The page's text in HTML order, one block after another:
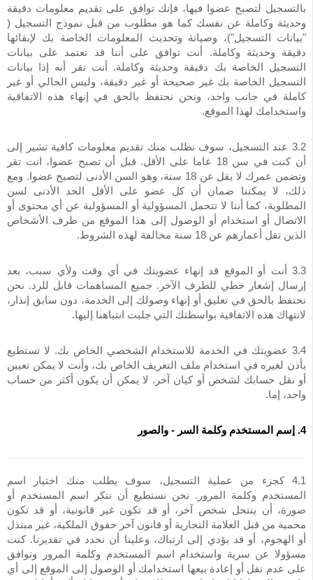
بالتسجيل لتصبح عضوا فيها، فإنك توافق على تقديم معلومات دقيقة
وحديثة وكاملة عن نفسك كما هو مطلوب من قبل نموذج التسجيل (
"بيانات التسجيل")، وصيانة وتحديث المعلومات الخاصة بك لإبقائها
دقيقة وحديثة وكاملة. أنت توافق على أننا قد تعتمد على بيانات
التسجيل الخاصة بك دقيقة وحديثة وكاملة. أنت تقر أنه إذا بيانات
التسجيل الخاصة بك غير صحيحة أو غير دقيقة، وليس الحالي أو غير
كاملة في جانب واحد، ونحن نحتفظ بالحق في إنهاء هذه الاتفاقية
واستخدامك لهذا الموقع.
3.2 عند التسجيل، سوف نطلب منك تقديم معلومات كافية تشير إلى
أن كنت في سن 18 عاما على الأقل. قبل أن تصبح عضوا، انت تقر
وتضمن عمرك لا يقل عن 18 سنة، وهو السن الأدنى لتصبح عضوا. ومع
ذلك، لا يمكننا ضمان أن كل عضو على الأقل الحد الأدنى لسن
المطلوبة، كما أننا لا تتحمل المسؤولية أو المسؤولية عن أي محتوى أو
الاتصال أو استخدام أو الوصول إلى هذا الموقع من طرف الأشخاص
الذين تقل أعمارهم عن 18 سنة مخالفة لهذه الشروط.
3.3 أنت أو الموقع قد إنهاء عضويتك في أي وقت ولأي سبب، بعد
إرسال إشعار خطي للطرف الآخر. جميع المساهمات قابل للرد. نحن
نحتفظ بالحق في تعليق أو إنهاء وصولك إلى الخدمة، دون سابق إنذار،
لانتهاك هذه الاتفاقية بواسطتك التي جلبت انتباهنا إليها.
3.4 عضويتك في الخدمة للاستخدام الشخصي الخاص بك. لا تستطيع
يأذن لغيره في استخدام ملف التعريف الخاص بك، وأنت لا يمكن تعيين
أو نقل حسابك لشخص أو كيان آخر. لا يمكن أن يكون أكثر من حساب
واحد، إما.
4. إسم المستخدم وكلمة السر - والصور
4.1 كجزء من عملية التسجيل، سوف يطلب منك اختيار اسم
المستخدم وكلمة المرور. نحن نستطيع أن ننكر اسم المستخدم أو
صورة، أن ينتحل شخص آخر، أو قد تكون غير قانونية، أو قد تكون
محمية من قبل العلامة التجارية أو قانون آخر حقوق الملكية، غير مبتذل
أو الهجوم، أو قد يؤدي إلى ارتباك، وعلينا أن نحدد في تقديرنا. كنت
مسؤولا عن سرية واستخدام اسم المستخدم وكلمة المرور وتوافق
على عدم نقل أو إعادة بيعها استخدامك أو الوصول إلى الموقع إلى أي